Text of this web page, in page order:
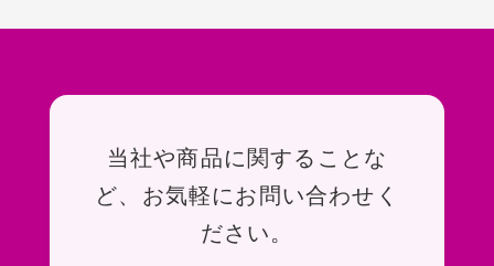
お問い合わせ
当社や商品に関することな
ど、お気軽にお問い合わせく
ださい。